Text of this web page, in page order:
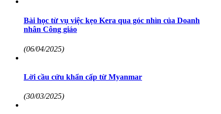
Bài học từ vụ việc kẹo Kera qua góc nhìn của Doanh
nhân Công giáo
(06/04/2025)
Lời cầu cứu khẩn cấp từ Myanmar
(30/03/2025)